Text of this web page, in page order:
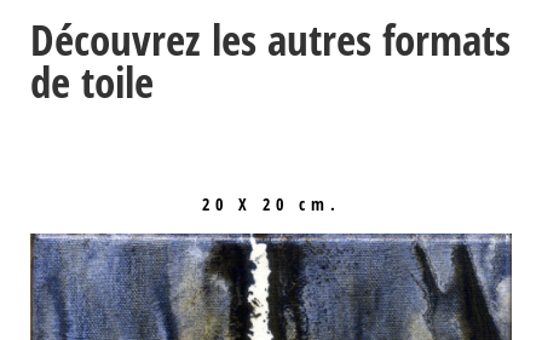
Découvrez les autres formats
de toile
20 X 20 cm.